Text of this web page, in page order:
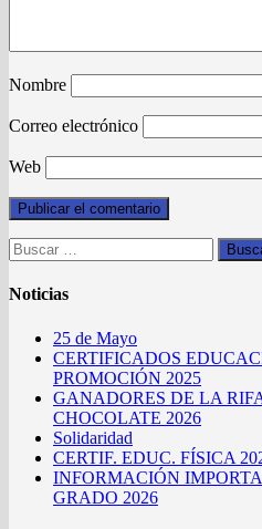
Nombre
Correo electrónico
Web
Buscar:
Noticias
25 de Mayo
CERTIFICADOS
PROMOCIÓN 2025
GANADORES DE LA
CHOCOLATE 2026
Solidaridad
CERTIF. EDUC. FÍSICA
INFORMACIÓN
GRADO 2026